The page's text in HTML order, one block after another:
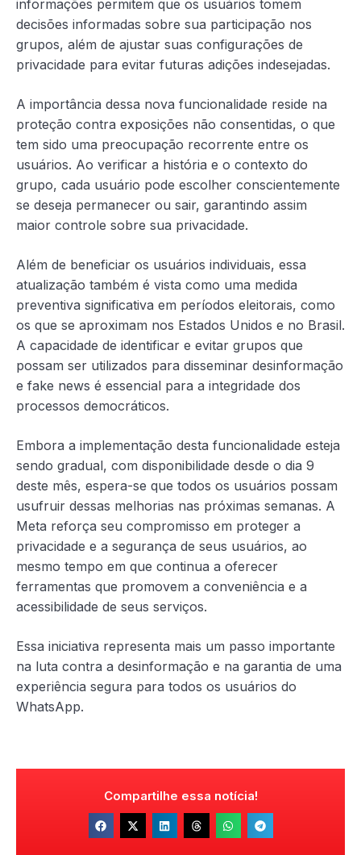
informações permitem que os usuários tomem
decisões informadas sobre sua participação nos
grupos, além de ajustar suas configurações de
privacidade para evitar futuras adições indesejadas.
A importância dessa nova funcionalidade reside na
proteção contra exposições não consentidas, o que
tem sido uma preocupação recorrente entre os
usuários. Ao verificar a história e o contexto do
grupo, cada usuário pode escolher conscientemente
se deseja permanecer ou sair, garantindo assim
maior controle sobre sua privacidade.
Além de beneficiar os usuários individuais, essa
atualização também é vista como uma medida
preventiva significativa em períodos eleitorais, como
os que se aproximam nos Estados Unidos e no Brasil.
A capacidade de identificar e evitar grupos que
possam ser utilizados para disseminar desinformação
e fake news é essencial para a integridade dos
processos democráticos.
Embora a implementação desta funcionalidade esteja
sendo gradual, com disponibilidade desde o dia 9
deste mês, espera-se que todos os usuários possam
usufruir dessas melhorias nas próximas semanas. A
Meta reforça seu compromisso em proteger a
privacidade e a segurança de seus usuários, ao
mesmo tempo em que continua a oferecer
ferramentas que promovem a conveniência e a
acessibilidade de seus serviços.
Essa iniciativa representa mais um passo importante
na luta contra a desinformação e na garantia de uma
experiência segura para todos os usuários do
WhatsApp.
Compartilhe essa notícia!